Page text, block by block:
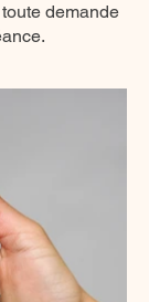
demande